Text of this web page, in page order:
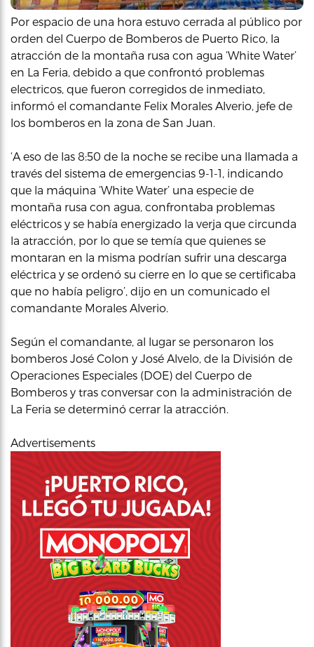
Por espacio de una hora estuvo cerrada al público por
orden del Cuerpo de Bomberos de Puerto Rico, la
atracción de la montaña rusa con agua ‘White Water’
en La Feria, debido a que confrontó problemas
electricos, que fueron corregidos de inmediato,
informó el comandante Felix Morales Alverio, jefe de
los bomberos en la zona de San Juan.
‘A eso de las 8:50 de la noche se recibe una llamada a
través del sistema de emergencias 9-1-1, indicando
que la máquina ‘White Water’ una especie de
montaña rusa con agua, confrontaba problemas
eléctricos y se había energizado la verja que circunda
la atracción, por lo que se temía que quienes se
montaran en la misma podrían sufrir una descarga
eléctrica y se ordenó su cierre en lo que se certificaba
que no había peligro’, dijo en un comunicado el
comandante Morales Alverio.
Según el comandante, al lugar se personaron los
bomberos José Colon y José Alvelo, de la División de
Operaciones Especiales (DOE) del Cuerpo de
Bomberos y tras conversar con la administración de
La Feria se determinó cerrar la atracción.
Advertisements